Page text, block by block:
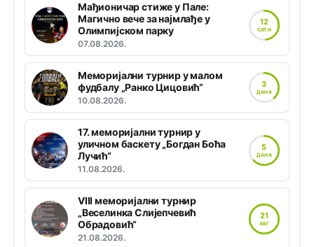
Мађионичар стиже у Пале:
Магично вече за најмлађе у
Олимпијском парку
07.08.2026.
12
САТИ
Меморијални турнир у малом
фудбалу „Ранко Цицовић“
10.08.2026.
3
ДАНА
17. меморијални турнир у
уличном баскету „Богдан Боћа
Лучић“
11.08.2026.
5
ДАНА
VIII меморијални турнир
„Веселинка Слијепчевић
Обрадовић“
21.08.2026.
21
АВГ